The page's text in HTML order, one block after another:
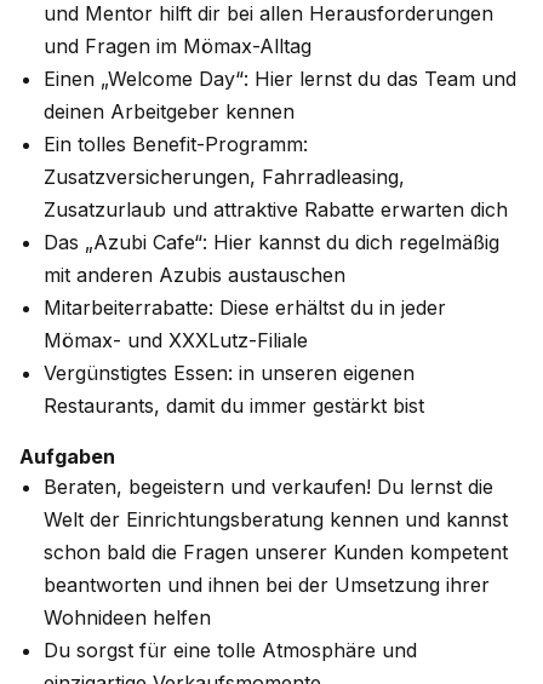
und Mentor hilft dir bei allen Herausforderungen
und Fragen im Mömax-Alltag
Einen „Welcome Day“: Hier lernst du das Team und
deinen Arbeitgeber kennen
Ein tolles Benefit-Programm:
Zusatzversicherungen, Fahrradleasing,
Zusatzurlaub und attraktive Rabatte erwarten dich
Das „Azubi Cafe“: Hier kannst du dich regelmäßig
mit anderen Azubis austauschen
Mitarbeiterrabatte: Diese erhältst du in jeder
Mömax- und XXXLutz-Filiale
Vergünstigtes Essen: in unseren eigenen
Restaurants, damit du immer gestärkt bist
Aufgaben
Beraten, begeistern und verkaufen! Du lernst die
Welt der Einrichtungsberatung kennen und kannst
schon bald die Fragen unserer Kunden kompetent
beantworten und ihnen bei der Umsetzung ihrer
Wohnideen helfen
Du sorgst für eine tolle Atmosphäre und